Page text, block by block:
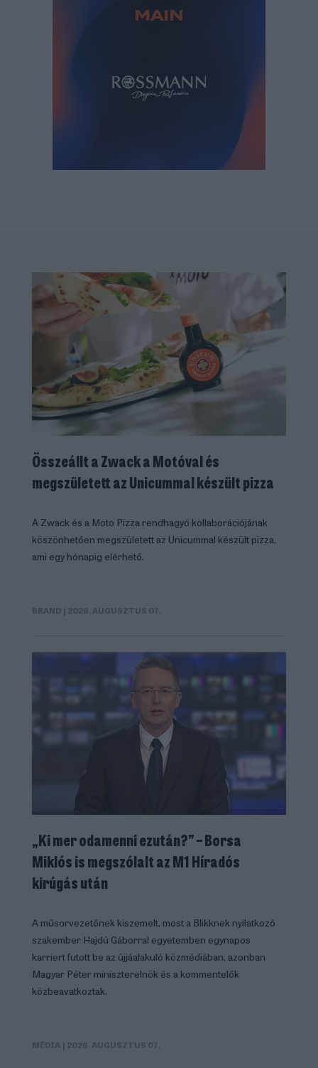
Összeállt a Zwack a Motóval és
megszületett az Unicummal készült pizza
A Zwack és a Moto Pizza rendhagyó kollaborációjának
köszönhetően megszületett az Unicummal készült pizza,
ami egy hónapig elérhető.
BRAND | 2026. AUGUSZTUS 07.
„Ki mer odamenni ezután?” – Borsa
Miklós is megszólalt az M1 Híradós
kirúgás után
A műsorvezetőnek kiszemelt, most a Blikknek nyilatkozó
szakember Hajdú Gáborral egyetemben egynapos
karriert futott be az újjáalakuló közmédiában, azonban
Magyar Péter miniszterelnök és a kommentelők
közbeavatkoztak.
MÉDIA | 2026. AUGUSZTUS 07.